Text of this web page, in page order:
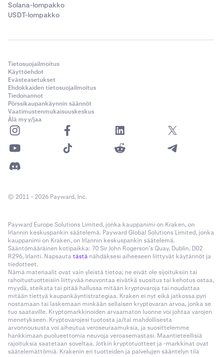
Solana-lompakko
USDT-lompakko
Tietosuojailmoitus
Käyttöehdot
Evästeasetukset
Ehdokkaiden tietosuojailmoitus
Tiedonannot
Pörssikaupankäynnin säännöt
Vaatimustenmukaisuuskeskus
Älä myy/jaa
© 2011 - 2026 Payward, Inc.
Payward Europe Solutions Limited, jonka kauppanimi on Kraken, on
Irlannin keskuspankin säätelemä. Payward Global Solutions Limited, jonka
kauppanimi on Kraken, on Irlannin keskuspankin säätelemä.
Sääntömääräinen kotipaikka: 70 Sir John Rogerson’s Quay, Dublin, D02
R296, Irlanti. Napsautatästä nähdäksesi aiheeseen liittyvät käytännöt ja
tiedotteet.
Nämä materiaalit ovat vain yleistä tietoa; ne eivät ole sijoituksiin tai
rahoitustuotteisiin liittyvää neuvontaa eivätkä suositus tai kehotus ostaa,
myydä, steikata tai pitää hallussa mitään kryptovaroja tai noudattaa
mitään tiettyä kaupankäyntistrategiaa. Kraken ei nyt eikä jatkossa pyri
nostamaan tai laskemaan minkään sellaisen kryptovaran arvoa, jonka se
tuo saataville. Kryptomarkkinoiden arvaamaton luonne voi johtaa varojen
menetykseen. Kryptovarojesi tuotosta ja/tai mahdollisesta
arvonnoususta voi aiheutua veroseuraamuksia, ja suosittelemme
hankkimaan puolueettomia neuvoja veroasemastasi. Maantieteellisiä
rajoituksia saatetaan soveltaa. Jotkin kryptotuotteet ja -markkinat ovat
säätelemättömiä. Krakenin eri tuotteiden ja palvelujen sääntelyn tila